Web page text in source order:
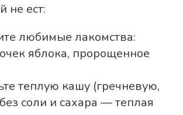
не ест:
любимые лакомства:
яблока, пророщенное
теплую кашу (гречневую,
соли и сахара — теплая